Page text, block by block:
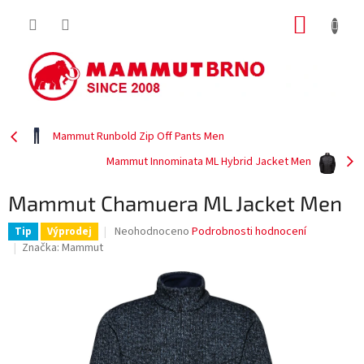
Mammut Runbold Zip Off Pants Men
Mammut Innominata ML Hybrid Jacket Men
Mammut Chamuera ML Jacket Men
Tip Výprodej
Průměrné
z
5
hvězdiček.
Neohodnoceno Podrobnosti hodnocení
Značka: Mammut